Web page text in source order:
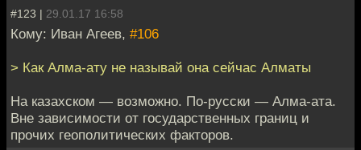
#123 | 29.01.17 16:58
Кому: Иван Агеев, #106
> Как Алма-ату не называй она сейчас Алматы
На казахском — возможно. По-русски — Алма-ата.
Вне зависимости от государственных границ и
прочих геополитических факторов.